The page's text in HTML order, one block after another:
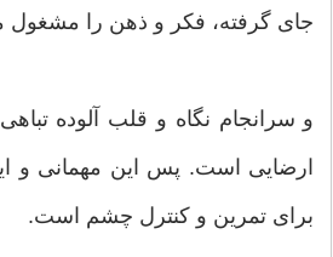
جای گرفته، فکر و ذهن را مشغول
و سرانجام نگاه و قلب آلوده
ارضایی است. پس این مهمانی و
برای تمرین و کنترل چشم است.